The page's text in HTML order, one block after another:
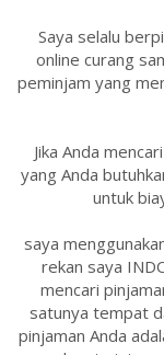
Saya selalu
online curang
peminjam yang
Jika Anda
yang Anda
untuk
saya
rekan saya
mencari
satunya tempat
pinjaman Anda